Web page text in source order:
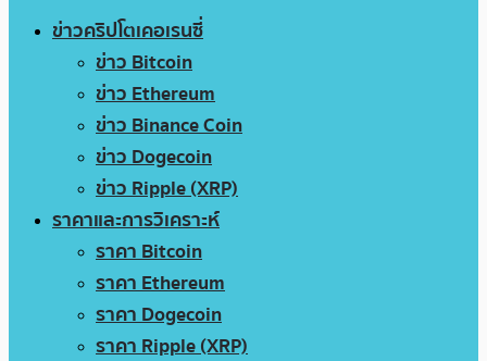
ข่าวคริปโตเคอเรนซี่
ข่าว Bitcoin
ข่าว Ethereum
ข่าว Binance Coin
ข่าว Dogecoin
ข่าว Ripple (XRP)
ราคาและการวิเคราะห์
ราคา Bitcoin
ราคา Ethereum
ราคา Dogecoin
ราคา Ripple (XRP)